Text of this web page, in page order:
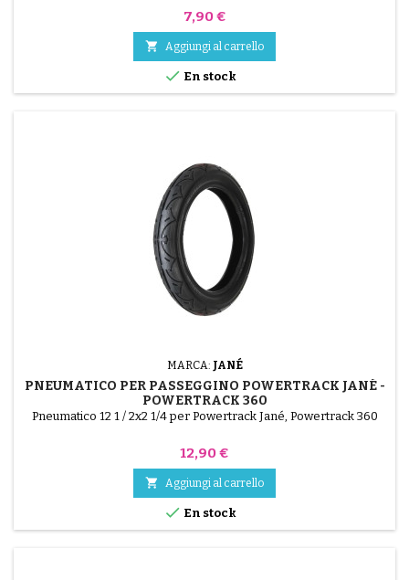
Prezzo
7,90 €
 Aggiungi al carrello
 En stock
MARCA: JANÉ
PNEUMATICO PER PASSEGGINO POWERTRACK JANÉ -
POWERTRACK 360
Pneumatico 12 1 / 2x2 1/4 per Powertrack Jané, Powertrack 360
Prezzo
12,90 €
 Aggiungi al carrello
 En stock